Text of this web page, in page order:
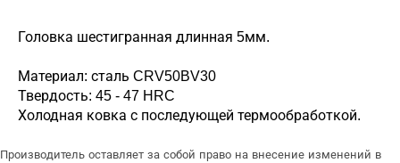
Головка шестигранная длинная 5мм.
Материал: сталь CRV50BV30
Твердость: 45 - 47 HRC
Холодная ковка с последующей термообработкой.
Производитель оставляет за собой право на внесение изменений в